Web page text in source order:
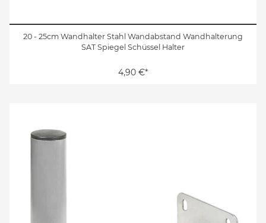
20 - 25cm Wandhalter Stahl Wandabstand Wandhalterung
SAT Spiegel Schüssel Halter
4,90 €*